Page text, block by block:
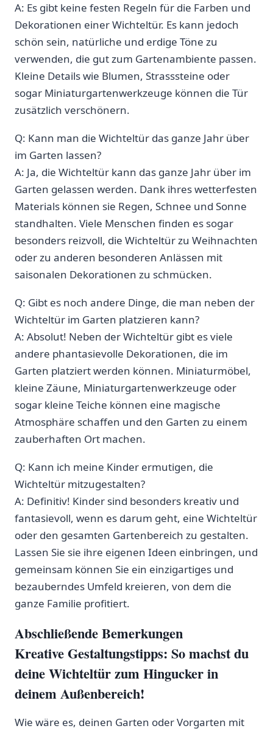
A: ‌Es ‍gibt keine festen Regeln für die ​Farben und
Dekorationen einer Wichteltür. Es kann jedoch
schön sein, natürliche und erdige Töne zu
verwenden, die gut zum Gartenambiente passen.
Kleine Details wie Blumen, Strasssteine ​​oder
sogar Miniaturgartenwerkzeuge ‌können die Tür
zusätzlich verschönern.
Q: Kann man die Wichteltür das ⁢ganze Jahr über
im Garten⁣ lassen?
A: ⁢Ja, die Wichteltür kann das ganze Jahr über im
Garten gelassen werden. Dank ihres wetterfesten
Materials ​können sie Regen, Schnee und Sonne
standhalten. Viele Menschen finden es sogar
⁣besonders reizvoll, die Wichteltür zu Weihnachten
oder zu anderen besonderen Anlässen mit
saisonalen Dekorationen zu schmücken.
Q: Gibt es noch ⁤andere Dinge,⁤ die man neben der
Wichteltür im Garten platzieren kann?
A: Absolut! Neben der Wichteltür gibt es viele
andere phantasievolle Dekorationen,​ die im
Garten platziert werden können. ⁣Miniaturmöbel,
kleine Zäune, Miniaturgartenwerkzeuge oder
sogar kleine ⁤Teiche können eine magische
Atmosphäre ‌schaffen und ⁣den Garten zu einem
zauberhaften Ort machen.
Q:⁢ Kann ich meine Kinder ermutigen, die
Wichteltür mitzugestalten?
A: Definitiv!​ Kinder sind besonders kreativ und
fantasievoll, wenn​ es ⁤darum‍ geht, eine Wichteltür
oder den gesamten Gartenbereich zu gestalten.
Lassen Sie sie‌ ihre ⁢eigenen Ideen einbringen, und
gemeinsam können Sie ein einzigartiges ⁣und⁤
bezauberndes Umfeld kreieren, von dem die
ganze Familie profitiert.
Abschließende⁣ Bemerkungen
Kreative Gestaltungstipps: So machst du
deine Wichteltür zum ⁢Hingucker ⁣in
deinem ⁣Außenbereich!
Wie wäre es, deinen Garten oder Vorgarten mit